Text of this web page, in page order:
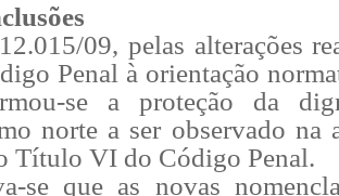
09, pelas alterações
Penal à orientação
se a proteção da
norte a ser observado na
Título VI do Código Penal.
se que as novas